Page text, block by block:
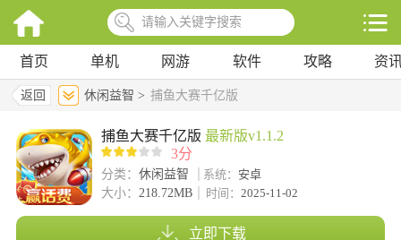
首页 单机 网游 软件 攻略 资
返回 休闲益智 > 捕鱼大赛千亿版
捕鱼大赛千亿版 最新版v1.1.2
3分
分类： 休闲益智 系统： 安卓
大小： 218.72MB 时间： 2025-11-02
立即下载